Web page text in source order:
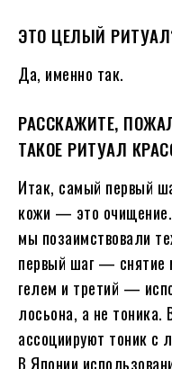
ЭТО ЦЕЛЫЙ
Да, именно так.
РАССКАЖИТЕ,
ТАКОЕ РИТУАЛ
Итак, самый первый
кожи — это
мы позаимствовали
первый шаг — снятие
гелем и третий —
лосьона, а не тоника.
ассоциируют тоник с
В Японии